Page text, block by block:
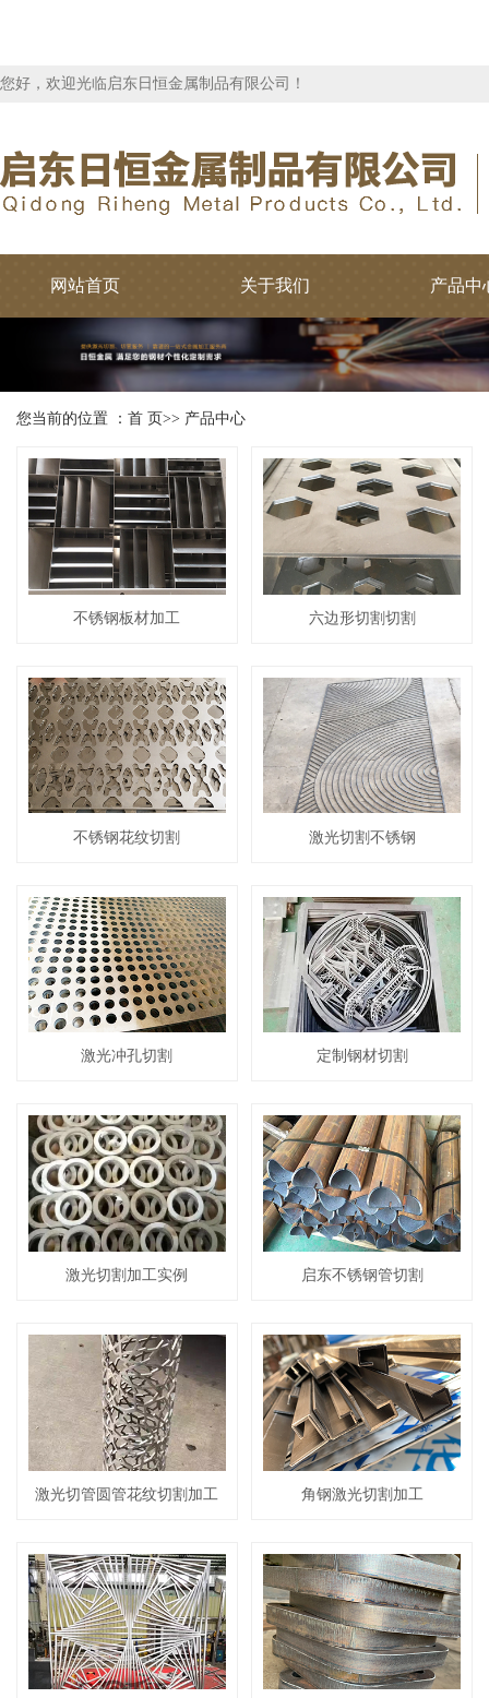
您好，欢迎光临启东日恒金属制品有限公司！
网站首页 关于我们 产品中
您当前的位置 ： 首 页>> 产品中心
不锈钢板材加工 六边形切割切割
不锈钢花纹切割 激光切割不锈钢
激光冲孔切割 定制钢材切割
激光切割加工实例 启东不锈钢管切割
激光切管圆管花纹切割加工 角钢激光切割加工